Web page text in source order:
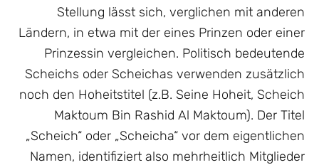
Stellung lässt sich, verglichen mit anderen
Ländern, in etwa mit der eines Prinzen oder einer
Prinzessin vergleichen. Politisch bedeutende
Scheichs oder Scheichas verwenden zusätzlich
noch den Hoheitstitel (z.B. Seine Hoheit, Scheich
Maktoum Bin Rashid Al Maktoum). Der Titel
„Scheich“ oder „Scheicha“ vor dem eigentlichen
Namen, identifiziert also mehrheitlich Mitglieder